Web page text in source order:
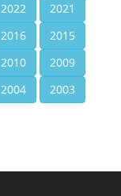
2022
2021
2016
2015
2010
2009
2004
2003